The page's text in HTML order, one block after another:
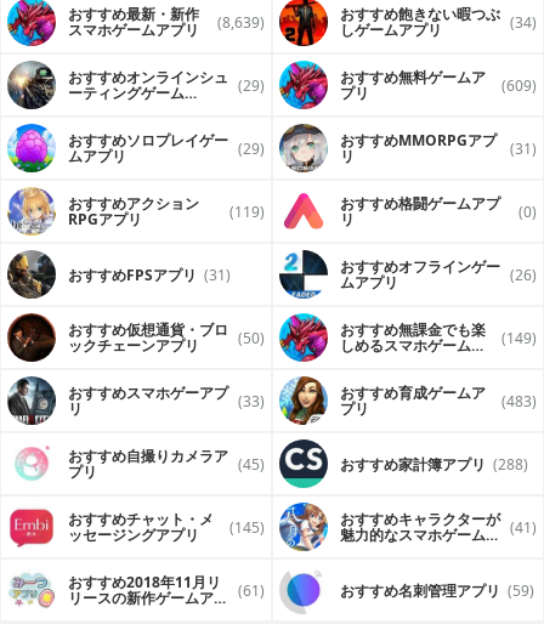
おすすめ最新・新作
スマホゲームアプリ (8,639) おすすめ飽きない暇つぶ
しゲームアプリ (34)
おすすめオンラインシュ
ーティングゲーム (29) おすすめ無料ゲームア
プリ (609)
おすすめソロプレイゲー
ムアプリ (29) おすすめ MMORPGアプ
リ (31)
おすすめアクション
RPGアプリ (119) おすすめ格闘ゲームアプ
リ (0)
おすすめFPSアプリ (31) おすすめオフラインゲー
ムアプリ (26)
おすすめ仮想通貨・ブロ
ックチェーンアプリ (50) おすすめ無課金でも楽
しめるスマホゲームア (149)
おすすめスマホゲーアプ
リ (33) おすすめ育成ゲームア
プリ (483)
おすすめ自撮りカメラア
プリ (45) おすすめ家計簿アプリ (288)
おすすめチャット・メ
ッセージングアプリ (145) おすすめキャラクターが
魅力的なスマホゲームア (41)
おすすめ2018年11月リ
リースの新作ゲームアプ (61) おすすめ名刺管理アプリ (59)